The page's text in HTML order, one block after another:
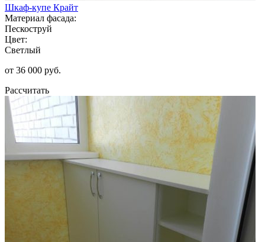
Шкаф-купе Крайт
Материал фасада:
Пескоструй
Цвет:
Светлый
от 36 000 руб.
Рассчитать